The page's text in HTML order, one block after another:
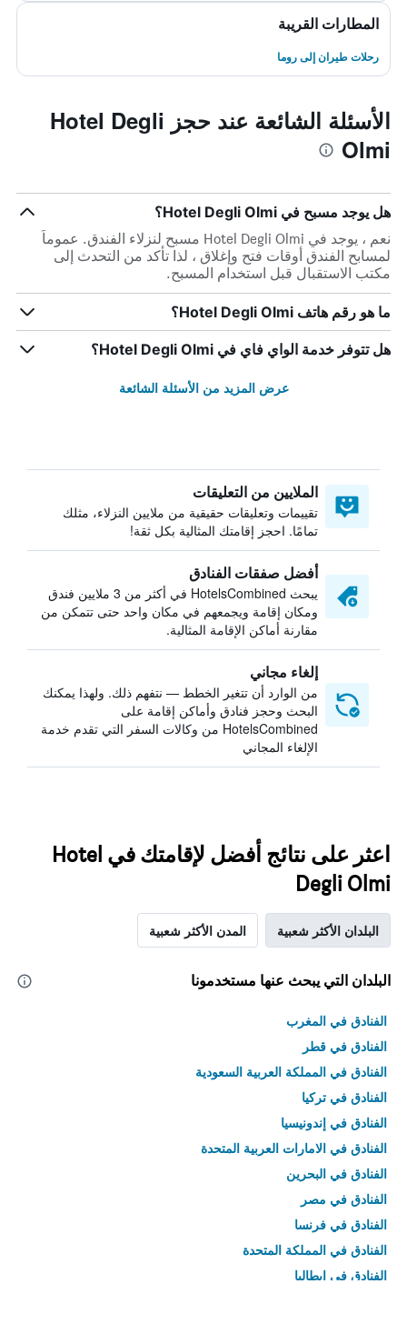
المطارات القريبة
رحلات طيران إلى روما
الأسئلة الشائعة عند حجز Hotel Degli
Olmi
هل يوجد مسبح في Hotel Degli Olmi؟
نعم ، يوجد في Hotel Degli Olmi مسبح لنزلاء الفندق. عموماً
لمسابح الفندق أوقات فتح وإغلاق ، لذا تأكد من التحدث إلى
مكتب الاستقبال قبل استخدام المسبح.
ما هو رقم هاتف Hotel Degli Olmi؟
هل تتوفر خدمة الواي فاي في Hotel Degli Olmi؟
عرض المزيد من الأسئلة الشائعة
الملايين من التعليقات
تقييمات وتعليقات حقيقية من ملايين النزلاء، مثلك
تمامًا. احجز إقامتك المثالية بكل ثقة!
أفضل صفقات الفنادق
يبحث HotelsCombined في أكثر من 3 ملايين فندق
ومكان إقامة ويجمعهم في مكان واحد حتى تتمكن من
مقارنة أماكن الإقامة المثالية.
إلغاء مجاني
من الوارد أن تتغير الخطط — نتفهم ذلك. ولهذا يمكنك
البحث وحجز فنادق وأماكن إقامة على
HotelsCombined من وكالات السفر التي تقدم خدمة
الإلغاء المجاني
اعثر على نتائج أفضل لإقامتك في Hotel
Degli Olmi
البلدان الأكثر شعبية المدن الأكثر شعبية
البلدان التي يبحث عنها مستخدمونا
الفنادق في المغرب
الفنادق في قطر
الفنادق في المملكة العربية السعودية
الفنادق في تركيا
الفنادق في إندونيسيا
الفنادق في الامارات العربية المتحدة
الفنادق في البحرين
الفنادق في مصر
الفنادق في فرنسا
الفنادق في المملكة المتحدة
الفنادق في إيطاليا